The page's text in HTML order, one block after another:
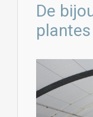
De
plantes